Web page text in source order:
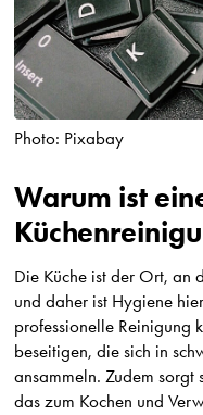
Photo: Pixabay
Warum ist
Die Küche ist der Ort, an
und daher ist Hygiene
professionelle Reinigung
beseitigen, die sich in
ansammeln. Zudem sorgt
das zum Kochen und